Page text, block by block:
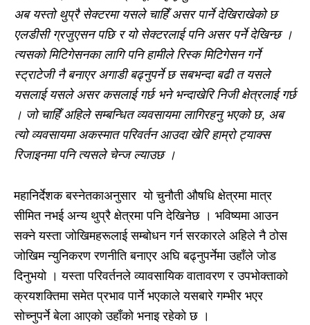
अब यस्तो थुप्रै सेक्टरमा यसले चाहिँ असर पार्ने देखिराखेको छ
एलडीसी ग्रजुएसन पछि र यो सेक्टरलाई पनि असर पर्ने देखिन्छ ।
त्यसको मिटिगेसनका लागि पनि हामीले रिस्क मिटिगेसन गर्ने
स्ट्राटेजी नै बनाएर अगाडी बढ्नुपर्ने छ सबभन्दा बढी त यसले
यसलाई यसले असर कसलाई गर्छ भने भन्दाखेरि निजी क्षेत्रलाई गर्छ
। जो चाहिँ अहिले सम्बन्धित व्यवसायमा लागिरहनु भएको छ, अब
त्यो व्यवसायमा अकस्मात परिवर्तन आउदा खेरि हाम्रो ट्याक्स
रिजाइनमा पनि त्यसले चेन्ज ल्याउछ ।
महानिर्देशक बस्नेतकाअनुसार यो चुनौती औषधि क्षेत्रमा मात्र
सीमित नभई अन्य थुप्रै क्षेत्रमा पनि देखिनेछ । भविष्यमा आउन
सक्ने यस्ता जोखिमहरूलाई सम्बोधन गर्न सरकारले अहिले नै ठोस
जोखिम न्युनिकरण रणनीति बनाएर अघि बढ्नुपर्नेमा उहाँले जोड
दिनुभयो । यस्ता परिवर्तनले व्यावसायिक वातावरण र उपभोक्ताको
क्रयशक्तिमा समेत प्रभाव पार्ने भएकाले यसबारे गम्भीर भएर
सोच्नुपर्ने बेला आएको उहाँको भनाइ रहेको छ ।